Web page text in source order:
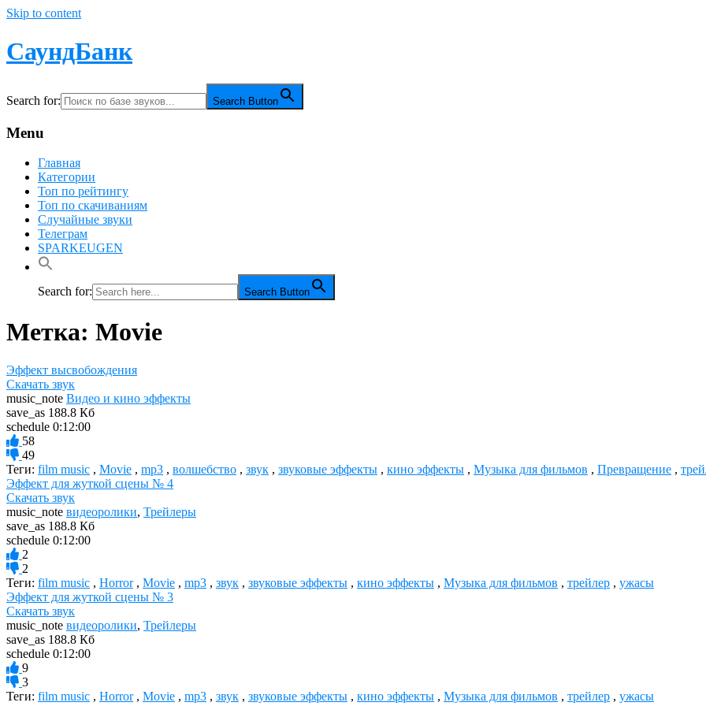
Skip to content
СаундБанк
Search for: Search Button
Menu
Главная
Категории
Топ по рейтингу
Топ по скачиваниям
Случайные звуки
Телеграм
SPARKEUGEN
Search for: Search Button
Метка: Movie
Эффект высвобождения
Скачать звук
music_note Видео и кино эффекты
save_as 188.8 Кб
schedule 0:12:00
58
49
Теги: film music , Movie , mp3 , волшебство , звук , звуковые эффекты , кино эффекты , Музыка для фильмов , Превращение ,
Эффект для жуткой сцены № 4
Скачать звук
music_note видеоролики, Трейлеры
save_as 188.8 Кб
schedule 0:12:00
2
2
Теги: film music , Horror, Movie , mp3 , звук , звуковые эффекты , кино эффекты , Музыка для фильмов , трейлер , ужасы
Эффект для жуткой сцены № 3
Скачать звук
music_note видеоролики, Трейлеры
save_as 188.8 Кб
schedule 0:12:00
9
3
Теги: film music , Horror, Movie , mp3 , звук , звуковые эффекты , кино эффекты , Музыка для фильмов , трейлер , ужасы